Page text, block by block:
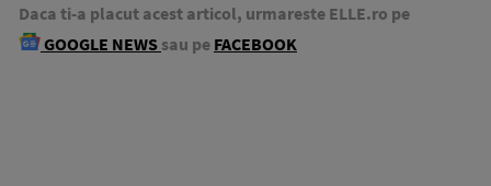
Daca ti-a placut acest articol, urmareste ELLE.ro pe
GOOGLE NEWS sau pe FACEBOOK